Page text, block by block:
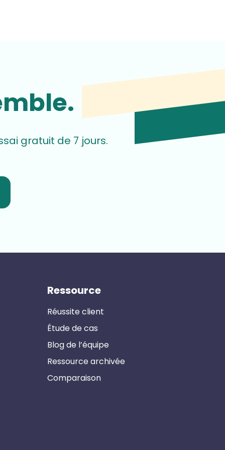
gratuit de 7 jours.
Ressource
Réussite client
Étude de cas
Blog de l’équipe
Ressource archivée
Comparaison